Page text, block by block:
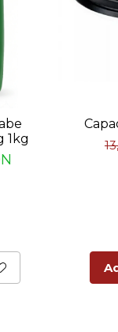
1kg